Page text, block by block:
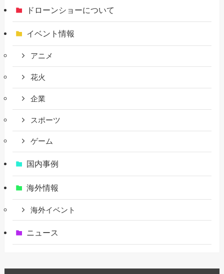
ドローンショーについて
イベント情報
アニメ
花火
企業
スポーツ
ゲーム
国内事例
海外情報
海外イベント
ニュース